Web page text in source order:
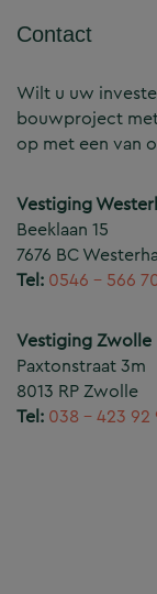
Contact
Wilt u uw
bouwproject
op met een van
Vestiging
Beeklaan 15
7676 BC
Tel: 0546 – 566
Vestiging Zwolle
Paxtonstraat 3m
8013 RP Zwolle
Tel: 038 – 423 92